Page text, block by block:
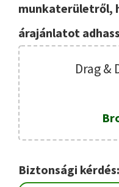
munkaterületről,
árajánlatot
Drag &
Biztonsági kérdés: